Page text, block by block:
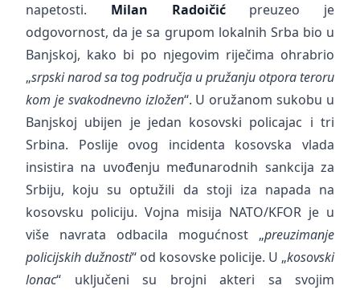
napetosti. Milan Radoičićpreuzeo je
odgovornost, da je sa grupom lokalnih Srba bio u
Banjskoj, kako bi po njegovim riječima ohrabrio
„srpski narod sa tog područja u pružanju otpora teroru
kom je svakodnevno izložen“. U oružanom sukobu u
Banjskoj ubijen je jedan kosovski policajac i tri
Srbina. Poslije ovog incidenta kosovska vlada
insistira na uvođenju međunarodnih sankcija za
Srbiju, koju su optužili da stoji iza napada na
kosovsku policiju. Vojna misija NATO/KFOR je u
više navrata odbacila mogućnost „preuzimanje
policijskih dužnosti“ od kosovske policije. U „kosovski
lonac“ uključeni su brojni akteri sa svojim